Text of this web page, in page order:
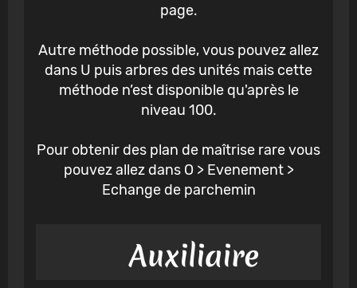
page.
Autre méthode possible, vous pouvez allez
dans U puis arbres des unités mais cette
méthode n’est disponible qu'après le
niveau 100.
Pour obtenir des plan de maîtrise rare vous
pouvez allez dans O > Evenement >
Echange de parchemin
Auxiliaire